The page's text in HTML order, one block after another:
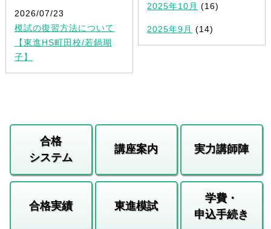
2026/07/23
模試の復習方法について
【東進HS町田校/若鍋瑚
子】
2025年10月 (16)
2025年9月 (14)
合格
システム
講座案内 実力講師陣
合格実績 東進模試
学費・
申込手続き